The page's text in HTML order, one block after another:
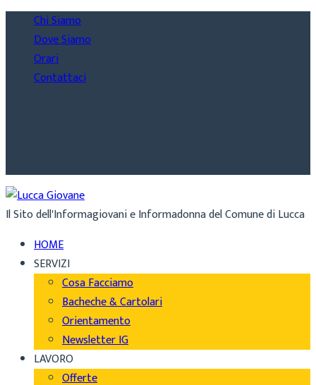
Chi Siamo
Dove Siamo
Orari
Contattaci
Il Sito dell'Informagiovani e Informadonna del Comune di Lucca
HOME
SERVIZI
Cosa Facciamo
Bacheche & Cartolari
Orientamento
Newsletter IG
LAVORO
Offerte